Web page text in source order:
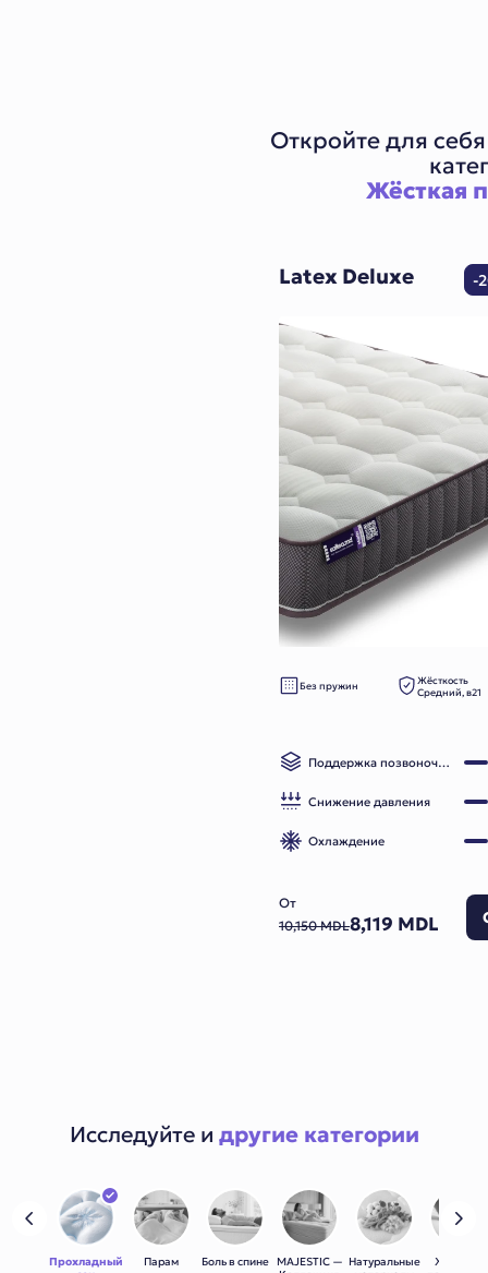
Откройте для
Жёсткая
Latex Deluxe -
Без пружин
Жёсткость
Средний, в21
Поддержка позвоночника
Снижение давления
Охлаждение
От
10,150 MDL8,119 MDL
Исследуйте и другие категории
Прохладный
Парам Боль в спине
MAJESTIC — Натуральные
Жёсткая